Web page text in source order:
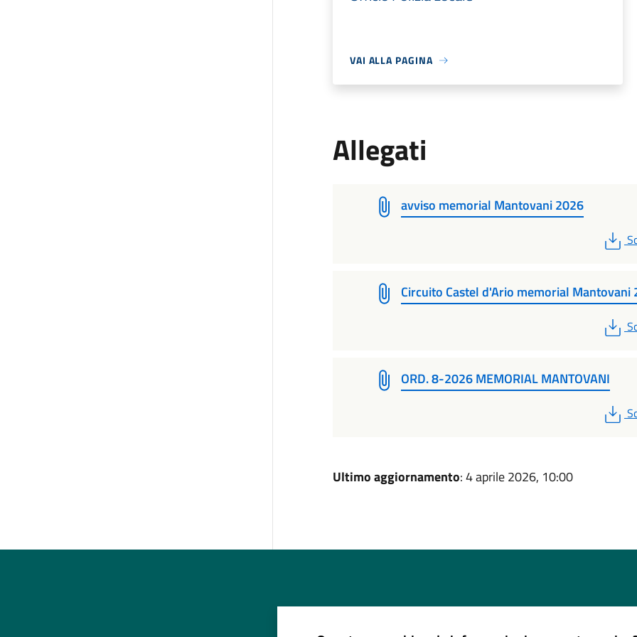
VAI ALLA PAGINA
Allegati
avviso memorial Mantovani 2026
Circuito Castel d'Ario memorial Mantovani
ORD. 8-2026 MEMORIAL MANTOVANI
Ultimo aggiornamento: 4 aprile 2026, 10:00